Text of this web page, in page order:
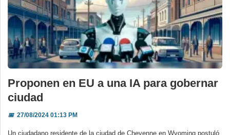
Proponen en EU a una IA para gobernar
ciudad
📅27/08/2024 01:13 PM
Un ciudadano residente de la ciudad de Cheyenne en Wyoming postuló